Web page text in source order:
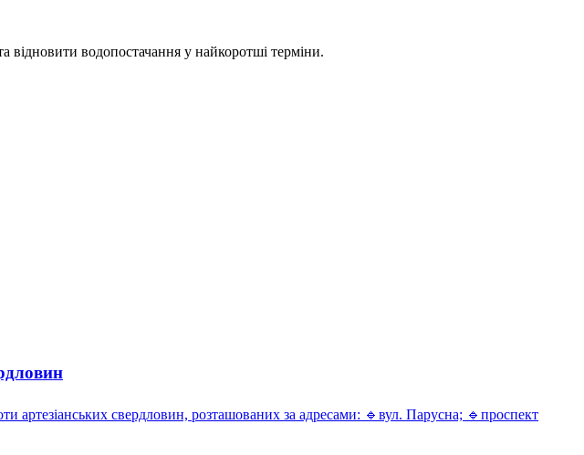
водопостачання у найкоротші терміни.
свердловин, розташованих за адресами: 🔹вул. Парусна; 🔹проспект